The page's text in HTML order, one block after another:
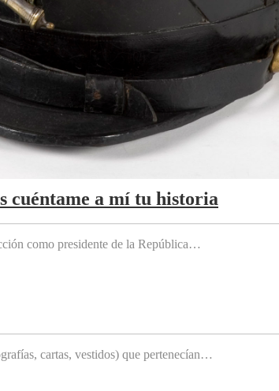
cuéntame a mí tu historia
como presidente de la República…
cartas, vestidos) que pertenecían…